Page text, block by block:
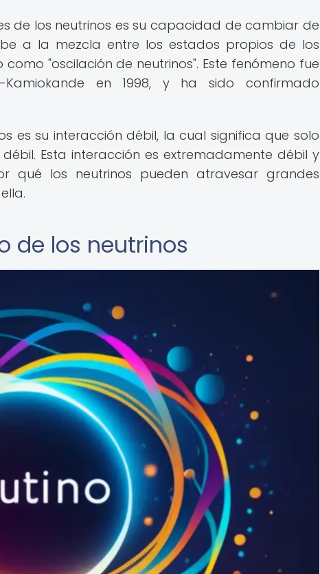
de los neutrinos es su capacidad de cambiar de
a la mezcla entre los estados propios de los
"oscilación de neutrinos". Este fenómeno fue
en 1998, y ha sido confirmado
es su interacción débil, la cual significa que solo
Esta interacción es extremadamente débil y
qué los neutrinos pueden atravesar grandes
de los neutrinos